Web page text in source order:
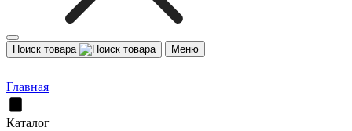
Поиск товара Меню
Главная
Каталог